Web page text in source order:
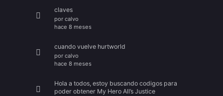
claves
por calvo
hace 8 meses
cuando vuelve hurtworld
por calvo
hace 8 meses
Hola a todos, estoy buscando codigos para
poder obtener My Hero All’s Justice